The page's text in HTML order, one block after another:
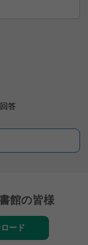
答
館の皆様
ード